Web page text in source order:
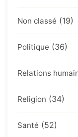
Non classé (19)
Politique (36)
Relations
Religion (34)
Santé (52)